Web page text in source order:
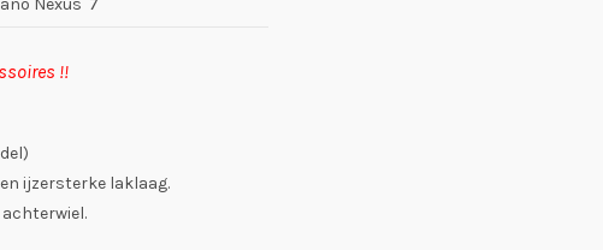
Nexus 7
!!
ijzersterke laklaag.
achterwiel.